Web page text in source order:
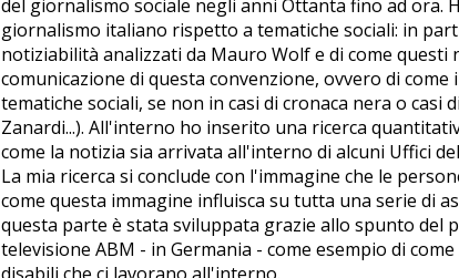
del giornalismo sociale negli anni Ottanta fino ad ora.
giornalismo italiano rispetto a tematiche sociali: in
notiziabilità analizzati da Mauro Wolf e di come
comunicazione di questa convenzione, ovvero di
tematiche sociali, se non in casi di cronaca nera o casi
Zanardi...). All'interno ho inserito una ricerca
come la notizia sia arrivata all'interno di alcuni Uffici
La mia ricerca si conclude con l'immagine che le
come questa immagine influisca su tutta una serie di
questa parte è stata sviluppata grazie allo spunto del
televisione ABM - in Germania - come esempio di